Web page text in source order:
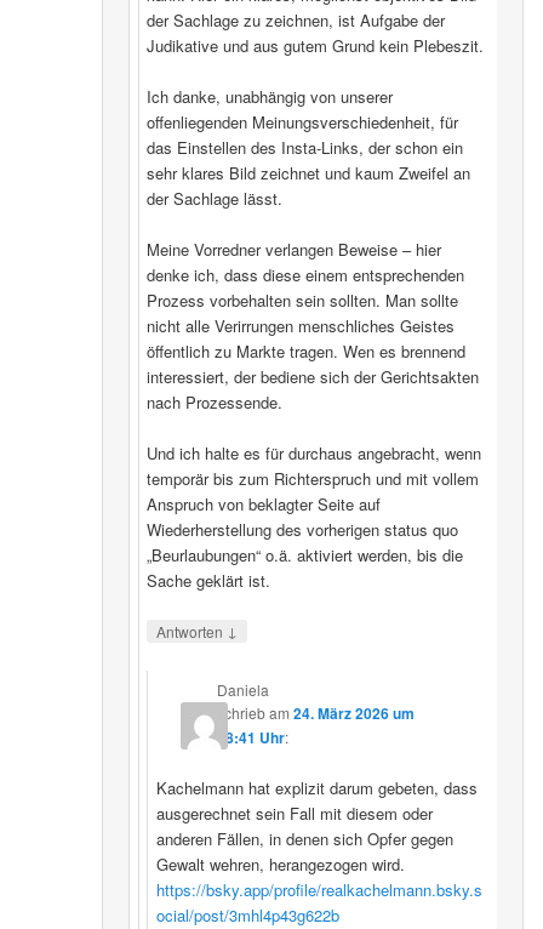
der Sachlage zu zeichnen, ist Aufgabe der
Judikative und aus gutem Grund kein Plebeszit.
Ich danke, unabhängig von unserer
offenliegenden Meinungsverschiedenheit, für
das Einstellen des Insta-Links, der schon ein
sehr klares Bild zeichnet und kaum Zweifel an
der Sachlage lässt.
Meine Vorredner verlangen Beweise – hier
denke ich, dass diese einem entsprechenden
Prozess vorbehalten sein sollten. Man sollte
nicht alle Verirrungen menschliches Geistes
öffentlich zu Markte tragen. Wen es brennend
interessiert, der bediene sich der Gerichtsakten
nach Prozessende.
Und ich halte es für durchaus angebracht, wenn
temporär bis zum Richterspruch und mit vollem
Anspruch von beklagter Seite auf
Wiederherstellung des vorherigen status quo
„Beurlaubungen“ o.ä. aktiviert werden, bis die
Sache geklärt ist.
Antworten ↓
Daniela
schriebam 24. März 2026 um
08:41 Uhr:
Kachelmann hat explizit darum gebeten, dass
ausgerechnet sein Fall mit diesem oder
anderen Fällen, in denen sich Opfer gegen
Gewalt wehren, herangezogen wird.
https://bsky.app/profile/realkachelmann.bsky.s
ocial/post/3mhl4p43g622b